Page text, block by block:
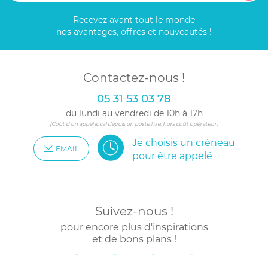
Recevez avant tout le monde
nos avantages, offres et nouveautés !
Contactez-nous !
05 31 53 03 78
du lundi au vendredi de 10h à 17h
(Coût d'un appel local depuis un poste fixe, hors coût opérateur)
EMAIL
Je choisis un créneau
pour être appelé
Suivez-nous !
pour encore plus d'inspirations
et de bons plans !